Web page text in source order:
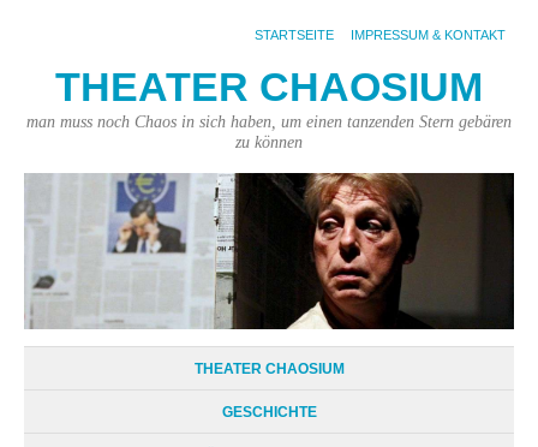
STARTSEITE IMPRESSUM & KONTAKT
THEATER CHAOSIUM
man muss noch Chaos in sich haben, um einen tanzenden Stern gebären
zu können
THEATER CHAOSIUM
GESCHICHTE